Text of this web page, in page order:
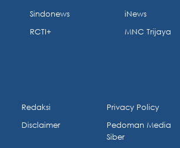
Sindonews
RCTI+
iNews
MNC Trijaya
Redaksi
Disclaimer
Privacy Policy
Pedoman Media
Siber